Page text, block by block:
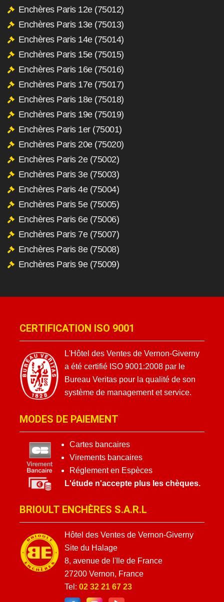
Enchères Paris 12e (75012)
Enchères Paris 13e (75013)
Enchères Paris 14e (75014)
Enchères Paris 15e (75015)
Enchères Paris 16e (75016)
Enchères Paris 17e (75017)
Enchères Paris 18e (75018)
Enchères Paris 19e (75019)
Enchères Paris 1er (75001)
Enchères Paris 20e (75020)
Enchères Paris 2e (75002)
Enchères Paris 3e (75003)
Enchères Paris 4e (75004)
Enchères Paris 5e (75005)
Enchères Paris 6e (75006)
Enchères Paris 7e (75007)
Enchères Paris 8e (75008)
Enchères Paris 9e (75009)
CERTIFICATION ISO 9001
L'Hôtel des Ventes de Vernon-Giverny
a été certifié ISO 9001:2008 par le
Bureau Veritas pour la qualité de son
système de management et service.
MODES DE PAIEMENT
Cartes bancaires
Virements bancaires
Réglement en Espèces
L'étude n'accepte plus les chèques.
BRIOULT ENCHÈRES S.A.R.L
Hôtel des Ventes de Vernon-Giverny
Site du Halage
8, avenue de l'Ile de France
27200 Vernon, France
Tel: 02 32 21 67 23